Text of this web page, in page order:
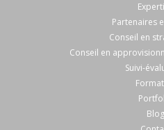
Partenaires
Conseil en
Conseil en
Suivi-
Blog